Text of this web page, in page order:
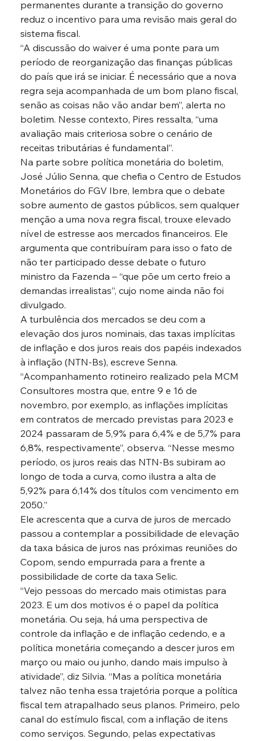
permanentes durante a transição do governo
reduz o incentivo para uma revisão mais geral do
sistema fiscal.
“A discussão do waiver é uma ponte para um
período de reorganização das finanças públicas
do país que irá se iniciar. É necessário que a nova
regra seja acompanhada de um bom plano fiscal,
senão as coisas não vão andar bem”, alerta no
boletim. Nesse contexto, Pires ressalta, “uma
avaliação mais criteriosa sobre o cenário de
receitas tributárias é fundamental”.
Na parte sobre política monetária do boletim,
José Júlio Senna, que chefia o Centro de Estudos
Monetários do FGV Ibre, lembra que o debate
sobre aumento de gastos públicos, sem qualquer
menção a uma nova regra fiscal, trouxe elevado
nível de estresse aos mercados financeiros. Ele
argumenta que contribuíram para isso o fato de
não ter participado desse debate o futuro
ministro da Fazenda – “que põe um certo freio a
demandas irrealistas”, cujo nome ainda não foi
divulgado.
A turbulência dos mercados se deu com a
elevação dos juros nominais, das taxas implícitas
de inflação e dos juros reais dos papéis indexados
à inflação (NTN-Bs), escreve Senna.
“Acompanhamento rotineiro realizado pela MCM
Consultores mostra que, entre 9 e 16 de
novembro, por exemplo, as inflações implícitas
em contratos de mercado previstas para 2023 e
2024 passaram de 5,9% para 6,4% e de 5,7% para
6,8%, respectivamente”, observa. “Nesse mesmo
período, os juros reais das NTN-Bs subiram ao
longo de toda a curva, como ilustra a alta de
5,92% para 6,14% dos títulos com vencimento em
2050.”
Ele acrescenta que a curva de juros de mercado
passou a contemplar a possibilidade de elevação
da taxa básica de juros nas próximas reuniões do
Copom, sendo empurrada para a frente a
possibilidade de corte da taxa Selic.
“Vejo pessoas do mercado mais otimistas para
2023. E um dos motivos é o papel da política
monetária. Ou seja, há uma perspectiva de
controle da inflação e de inflação cedendo, e a
política monetária começando a descer juros em
março ou maio ou junho, dando mais impulso à
atividade”, diz Silvia. “Mas a política monetária
talvez não tenha essa trajetória porque a política
fiscal tem atrapalhado seus planos. Primeiro, pelo
canal do estímulo fiscal, com a inflação de itens
como serviços. Segundo, pelas expectativas